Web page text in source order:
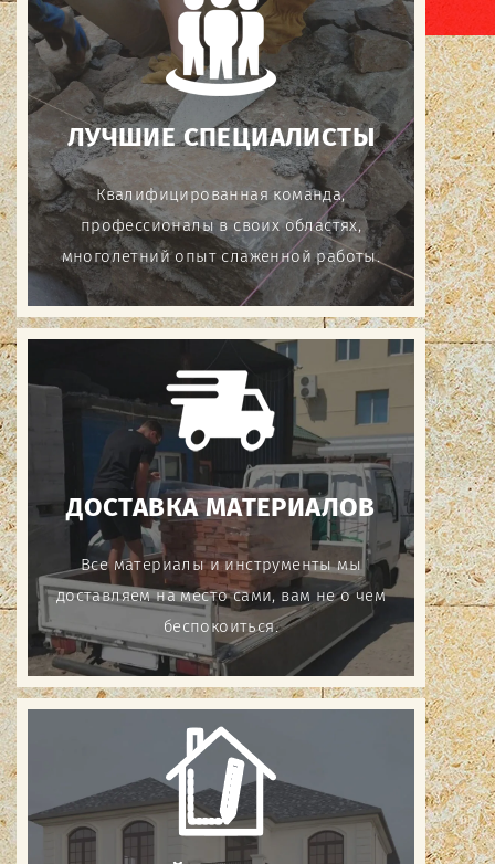
ЛУЧШИЕ СПЕЦИАЛИСТЫ
Квалифицированная команда,
профессионалы в своих областях,
многолетний опыт слаженной работы.
ДОСТАВКА МАТЕРИАЛОВ
Все материалы и инструменты мы
доставляем на место сами, вам не о чем
беспокоиться.